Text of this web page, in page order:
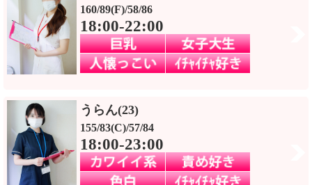
160/89(F)/58/86
18:00-22:00
うらん(23)
155/83(C)/57/84
18:00-23:00